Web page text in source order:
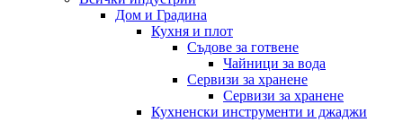
Дом и Градина
Кухня и плот
Съдове за готвене
Чайници за вода
Сервизи за хранене
Сервизи за хранене
Кухненски инструменти и джаджи